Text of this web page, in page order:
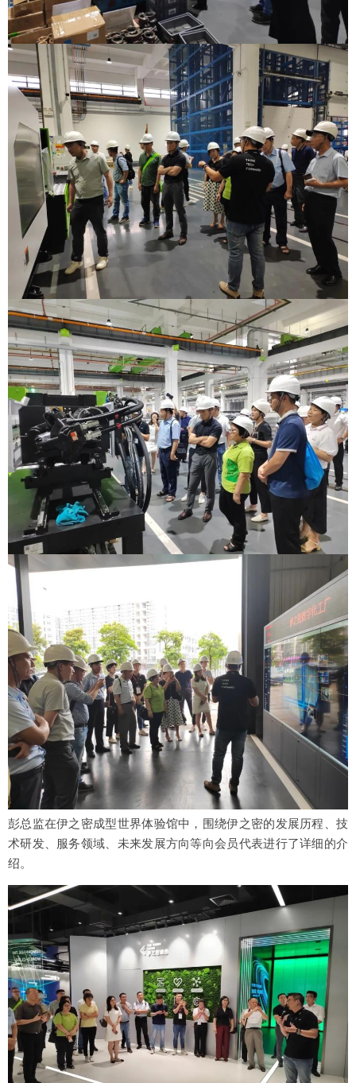
彭总监在伊之密成型世界体验馆中，围绕伊之密的发展历程、技
术研发、服务领域、未来发展方向等向会员代表进行了详细的介
绍。